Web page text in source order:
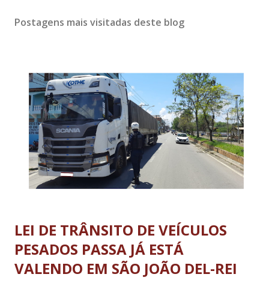
Postagens mais visitadas deste blog
LEI DE TRÂNSITO DE VEÍCULOS
PESADOS PASSA JÁ ESTÁ
VALENDO EM SÃO JOÃO DEL-REI